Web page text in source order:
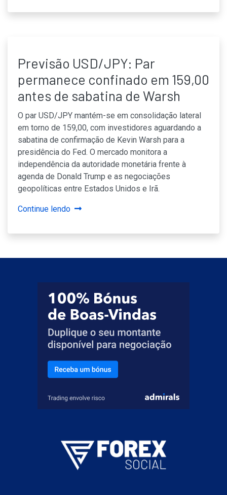
Previsão USD/JPY: Par
permanece confinado em 159,00
antes de sabatina de Warsh
O par USD/JPY mantém-se em consolidação lateral
em torno de 159,00, com investidores aguardando a
sabatina de confirmação de Kevin Warsh para a
presidência do Fed. O mercado monitora a
independência da autoridade monetária frente à
agenda de Donald Trump e as negociações
geopolíticas entre Estados Unidos e Irã.
Continue lendo